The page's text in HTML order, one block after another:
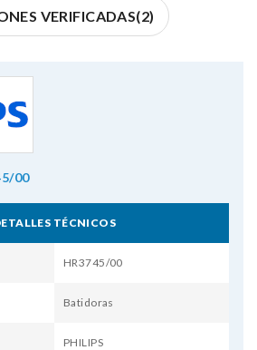
VERIFICADAS(2)
00
TÉCNICOS
HR3745/00
Batidoras
PHILIPS